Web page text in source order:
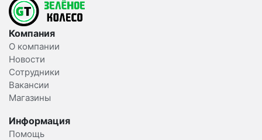
Компания
О компании
Новости
Сотрудники
Вакансии
Магазины
Информация
Помощь